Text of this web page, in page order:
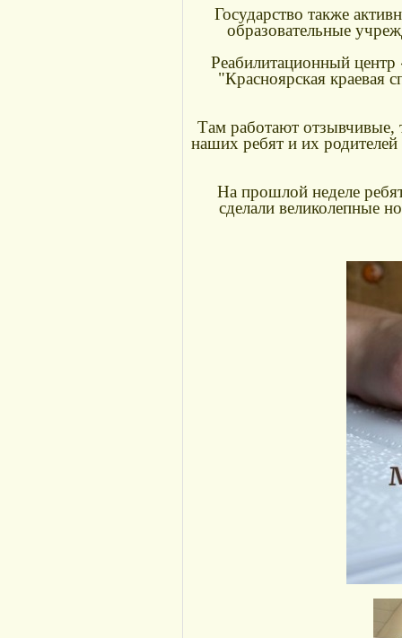
Государство также
образовательные
Реабилитационный
"Красноярская краевая
Там работают отзывчивые,
наших ребят и их
На прошлой неделе
сделали великолепные